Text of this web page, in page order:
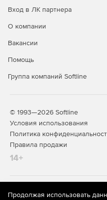
Низкий уровень ложных
вероятность
расписанию.
Различные виды
Входит в реестр
Вход в ЛК партнера
О компании
Вакансии
Помощь
Группа компаний Softline
© 1993—2026 Softline
Условия использования
Политика
Правила продажи
14+
На информационном ресурсе
Продолжая использовать